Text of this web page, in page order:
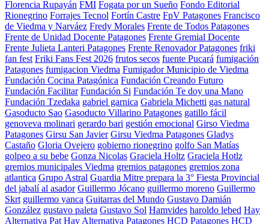
Florencia Rupayán FMI Fogata por un Sueño Fondo Editorial
Rionegrino Forrajes Tecnol Fortín Castre FpV Patagones Francisco
de Viedma y Narváez Fredy Morales Frente de Todos Patagones
Frente de Unidad Docente Patagones Frente Gremial Docente
Frente Julieta Lanteri Patagones Frente Renovador Patagones friki
fan fest Friki Fans Fest 2026 frutos secos fuente Pucará fumigación
Patagones fumigacion Viedma Fumigador Municipio de Viedma
Fundación Cocina Patagónica Fundación Creando Futuro
Fundación Facilitar Fundación Si Fundación Te doy una Mano
Fundación Tzedaka gabriel garnica Gabriela Michetti gas natural
Gasoducto Sao Gasoducto Villarino Patagones gatillo fácil
genoveva molinari gerardo bari gestión emocional Girso Viedma
Patagones Girsu San Javier Girsu Viedma Patagones Gladys
Castaño Gloria Ovejero gobierno rionegrino golfo San Matías
golpeo a su bebe Gonza Nicolas Graciela Holtz Graciela Hotlz
gremios municipales Viedma gremios patagones gremios zona
atlantica Grupo Astral Guardia Mitre prepara la 3° Fiesta Provincial
del jabalí al asador Guillermo Jócano guillermo moreno Guillermo
Skrt guillermo yanca Guitarras del Mundo Gustavo Damián
González gustavo paleta Gustavo Sol Hamvides haroldo lebed Hay
Alternativa Pat Hay Alternativa Patagones HCD Patagones HCD